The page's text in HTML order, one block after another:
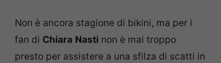
Non è ancora stagione di bikini, ma per i
fan di Chiara Nasti non è mai troppo
presto per assistere a una sfilza di scatti in